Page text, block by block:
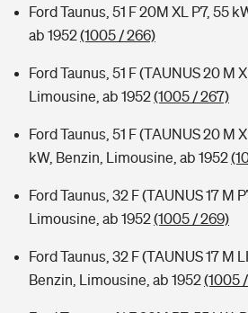
Ford Taunus, 51 F 20M XL P7, 55
ab 1952(1005 / 266)
Ford Taunus, 51 F (TAUNUS 20 M
Limousine, ab 1952(1005 / 267)
Ford Taunus, 51 F (TAUNUS 20 M
kW, Benzin, Limousine, ab 1952
Ford Taunus, 32 F (TAUNUS 17 M
Limousine, ab 1952(1005 / 269)
Ford Taunus, 32 F (TAUNUS 17 M
Benzin, Limousine, ab 1952(1005